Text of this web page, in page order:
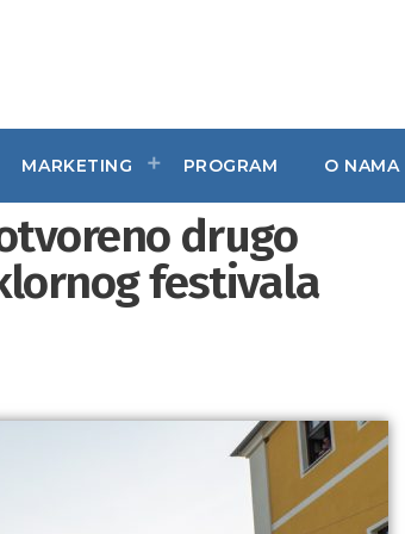
MARKETING PROGRAM O NAMA
drugo
festivala